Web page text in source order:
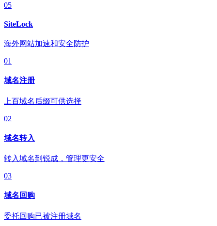
05
SiteLock
海外网站加速和安全防护
01
域名注册
上百域名后缀可供选择
02
域名转入
转入域名到锐成，管理更安全
03
域名回购
委托回购已被注册域名